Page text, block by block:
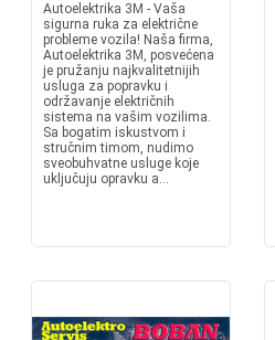
Autoelektrika 3M - Vaša
sigurna ruka za električne
probleme vozila! Naša firma,
Autoelektrika 3M, posvećena
je pružanju najkvalitetnijih
usluga za popravku i
održavanje električnih
sistema na vašim vozilima.
Sa bogatim iskustvom i
stručnim timom, nudimo
sveobuhvatne usluge koje
uključuju opravku a...